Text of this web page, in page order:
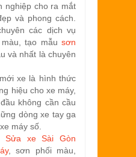
nghiệp cho ra mắt
và phong cách.
các dịch vụ
tạo mẫu sơn
và nhất là chuyên
xe là hình thức
hiệu cho xe máy,
không cần cầu
dòng xe tay ga
máy số.
Sửa xe Sài Gòn
, sơn phối màu,